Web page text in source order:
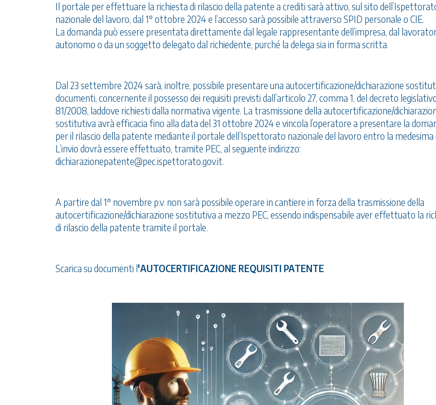
Il portale per effettuare la richiesta di rilascio della patente a crediti sarà attivo, sul sito
nazionale del lavoro, dal 1° ottobre 2024 e l’accesso sarà possibile attraverso SPID personale o CIE.
La domanda può essere presentata direttamente dal legale rappresentante dell’impresa, dal
autonomo o da un soggetto delegato dal richiedente, purché la delega sia in forma scritta.
Dal 23 settembre 2024 sarà, inoltre, possibile presentare una autocertificazione/dichiarazione
documenti, concernente il possesso dei requisiti previsti dall’articolo 27, comma 1, del decreto
81/2008, laddove richiesti dalla normativa vigente. La trasmissione della autocertificazione/
sostitutiva avrà efficacia fino alla data del 31 ottobre 2024 e vincola l’operatore a presentare la
per il rilascio della patente mediante il portale dell’Ispettorato nazionale del lavoro entro la medesima
L’invio dovrà essere effettuato, tramite PEC, al seguente indirizzo:
dichiarazionepatente@pec.ispettorato.gov.it.
A partire dal 1° novembre p.v. non sarà possibile operare in cantiere in forza della trasmissione della
autocertificazione/dichiarazione sostitutiva a mezzo PEC, essendo indispensabile aver effettuato la
di rilascio della patente tramite il portale.
Scarica su documenti l'AUTOCERTIFICAZIONE REQUISITI PATENTE